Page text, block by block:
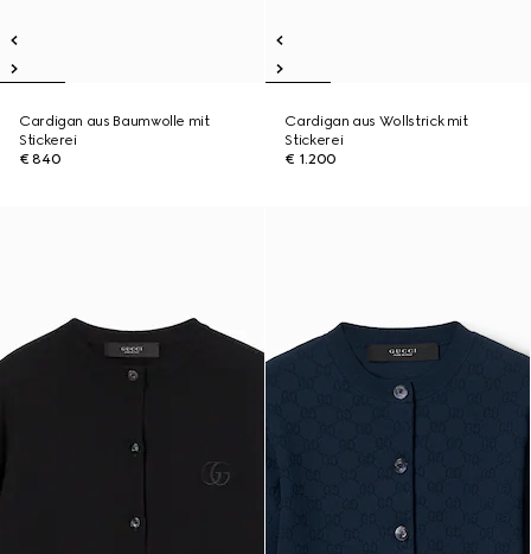
Cardigan aus Baumwolle mit
Stickerei
€ 840
Cardigan aus Wollstrick mit
Stickerei
€ 1.200